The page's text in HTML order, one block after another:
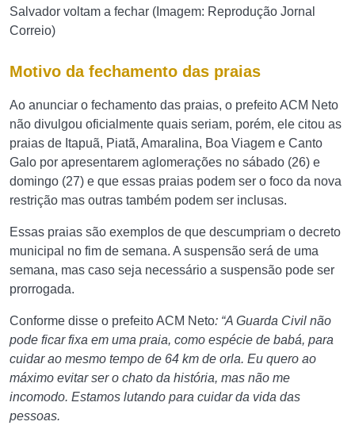
Salvador voltam a fechar (Imagem: Reprodução Jornal
Correio)
Motivo da fechamento das praias
Ao anunciar o fechamento das praias, o prefeito ACM Neto
não divulgou oficialmente quais seriam, porém, ele citou as
praias de Itapuã, Piatã, Amaralina, Boa Viagem e Canto
Galo por apresentarem aglomerações no sábado (26) e
domingo (27) e que essas praias podem ser o foco da nova
restrição mas outras também podem ser inclusas.
Essas praias são exemplos de que descumpriam o decreto
municipal no fim de semana. A suspensão será de uma
semana, mas caso seja necessário a suspensão pode ser
prorrogada.
Conforme disse o prefeito ACM Neto: “A Guarda Civil não
pode ficar fixa em uma praia, como espécie de babá, para
cuidar ao mesmo tempo de 64 km de orla. Eu quero ao
máximo evitar ser o chato da história, mas não me
incomodo. Estamos lutando para cuidar da vida das
pessoas.